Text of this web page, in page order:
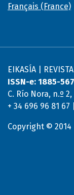
Français (France)
EIKASÍA |
ISSN-e: 1885-
C. Río Nora, n.º
+ 34 696 96 81
Copyright © 2014